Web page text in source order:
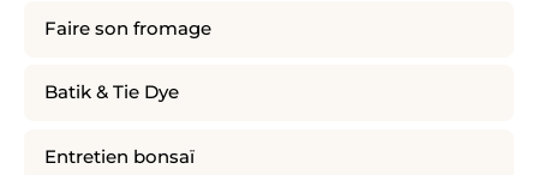
Faire son fromage
Batik & Tie Dye
Entretien bonsaï